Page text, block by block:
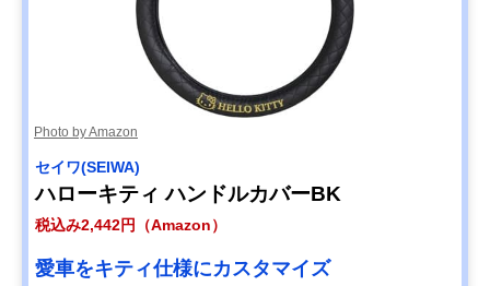
Photo by Amazon
セイワ(SEIWA)
ハローキティ ハンドルカバーBK
税込み2,442円（Amazon）
愛車をキティ仕様にカスタマイズ